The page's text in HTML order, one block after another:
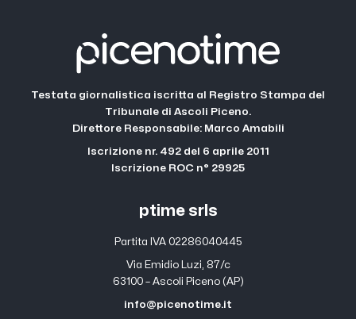
Testata giornalistica iscritta al Registro Stampa del
Tribunale di Ascoli Piceno.
Direttore Responsabile: Marco Amabili
Iscrizione nr. 492 del 6 aprile 2011
Iscrizione ROC n° 29925
ptime srls
Partita IVA 02286040445
Via Emidio Luzi, 87/c
63100 – Ascoli Piceno (AP)
info@picenotime.it